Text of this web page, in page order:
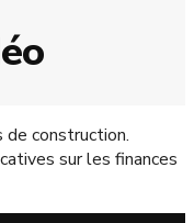
construction.
sur les finances